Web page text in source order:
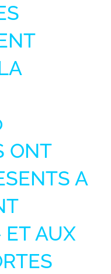
ONT
A
ET AUX